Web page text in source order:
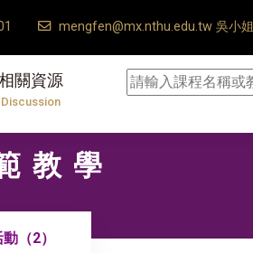
mengfen@mx.nthu.edu.tw 吳小姐
關資源
Discussion
教學
（2）